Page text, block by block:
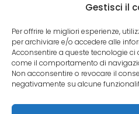
Gestisci il
Per offrire le migliori esperienze,
per archiviare e/o accedere alle
Acconsentire a queste tecnologie
come il comportamento di
Non acconsentire o revocare il
negativamente su alcune